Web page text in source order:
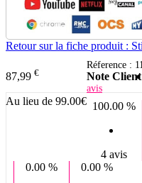
Retour sur la fiche produit :
87,99 €
Au lieu de 99.00€
Réference :
Note
avis
100.00 %
4 avis
0.00 %
0.00 %